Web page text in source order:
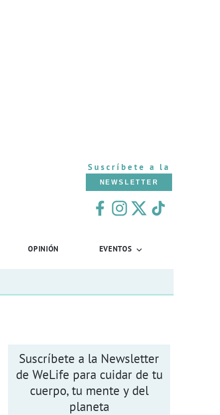
Suscríbete a la
NEWSLETTER
OPINIÓN EVENTOS
Suscríbete a la Newsletter
de WeLife para cuidar de tu
cuerpo, tu mente y del
planeta